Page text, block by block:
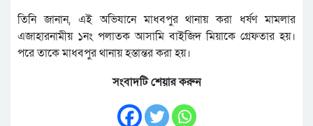
তিনি জানান, এই অভিযানে মাধবপুর থানায় করা ধর্ষণ মামলার
এজাহারনামীয় ১নং পলাতক আসামি বাইজিদ মিয়াকে গ্রেফতার হয়।
পরে তাকে মাধবপুর থানায় হস্তান্তর করা হয়।
সংবাদটি শেয়ার করুন